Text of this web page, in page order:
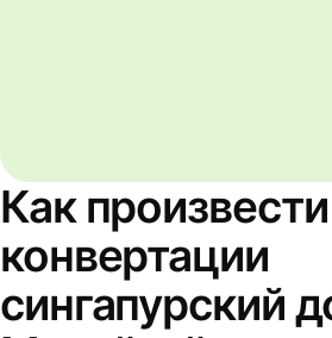
Как
конвертации
сингапурский